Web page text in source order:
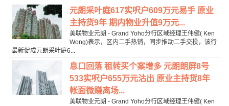
元朗采叶庭617实呎户609万元易手 原业
主持货9年 期内物业升值9万元...
美联物业元朗 - Grand Yoho分行区域经理王伟健( Ken
Wong)表示，区内二手热销，同步推动二手交投，该行
最新促成元朗采叶庭6...
息口回落 租转买个案增多 元朗朗屏8号
533实呎户655万元沽出 原业主持货8年
帐面微赚离场...
美联物业元朗 - Grand Yoho分行区域经理王伟健( Ken